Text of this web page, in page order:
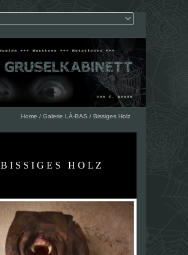
Home / Galerie LÀ-BAS / Bissiges Holz
B I S S I G E S H O L Z